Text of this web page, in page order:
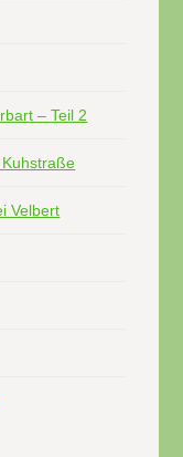
– Teil 2
Velbert